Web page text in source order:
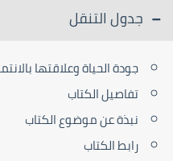
جدول التنقل
جودة الحياة وعلاقتها
تفاصيل الكتاب
نبذة عن موضوع الكتاب
رابط الكتاب